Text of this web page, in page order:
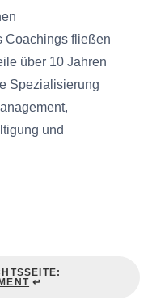
Coachings fließen
über 10 Jahren
Spezialisierung
und
↩️